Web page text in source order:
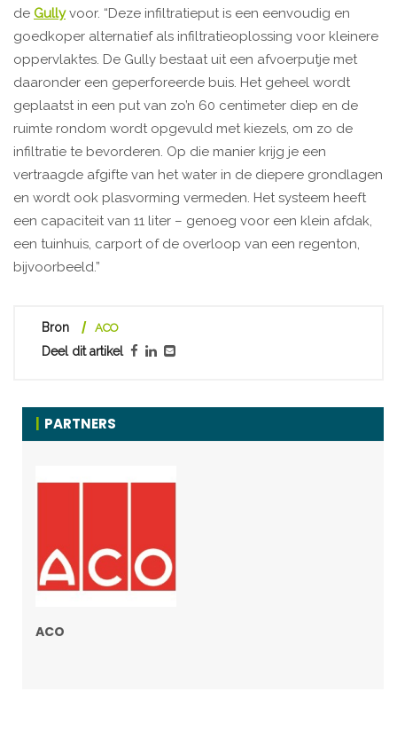
de Gully voor. “Deze infiltratieput is een eenvoudig en
goedkoper alternatief als infiltratieoplossing voor kleinere
oppervlaktes. De Gully bestaat uit een afvoerputje met
daaronder een geperforeerde buis. Het geheel wordt
geplaatst in een put van zo’n 60 centimeter diep en de
ruimte rondom wordt opgevuld met kiezels, om zo de
infiltratie te bevorderen. Op die manier krijg je een
vertraagde afgifte van het water in de diepere grondlagen
en wordt ook plasvorming vermeden. Het systeem heeft
een capaciteit van 11 liter – genoeg voor een klein afdak,
een tuinhuis, carport of de overloop van een regenton,
bijvoorbeeld.”
Bron ACO
Deel dit artikel
PARTNERS
ACO